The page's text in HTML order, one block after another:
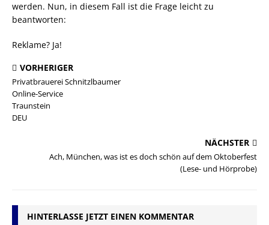
werden. Nun, in diesem Fall ist die Frage leicht zu
beantworten:
Reklame? Ja!
VORHERIGER
Privatbrauerei Schnitzlbaumer
Online-Service
Traunstein
DEU
NÄCHSTER
Ach, München, was ist es doch schön auf dem Oktoberfest
(Lese- und Hörprobe)
HINTERLASSE JETZT EINEN KOMMENTAR